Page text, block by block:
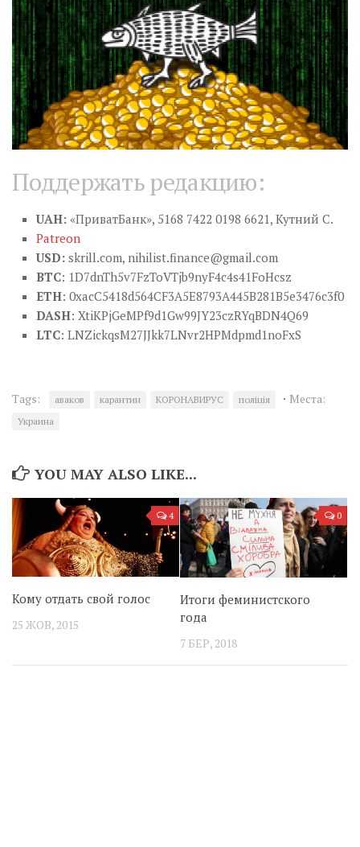
Поддержать редакцию:
UAH: «ПриватБанк», 5168 7422 0198 6621, Кутний С.
Patreon
USD: skrill.com, nihilist.finance@gmail.com
BTC: 1D7dnTh5v7FzToVTjb9nyF4c4s41FoHcsz
ETH: 0xacC5418d564CF3A5E8793A445B281B5e3476c3f0
DASH: XtiKPjGeMPf9d1Gw99JY23czRYqBDN4Q69
LTC: LNZickqsM27JJkk7LNvr2HPMdpmd1noFxS
Tags: аваков карантин КОРОНАВИРУС поліція · Места:
Украина
YOU MAY ALSO LIKE...
4
Кому отдать свой голос
25 ЖОВ, 2015
0
Итоги феминистского
года
7 БЕР, 2018